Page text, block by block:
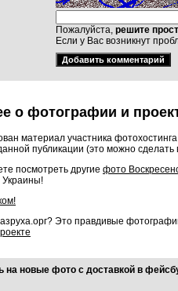
Пожалуйста, решите
Если у Вас возникнут
о фотографии и
материал участника
публикации (это можно
посмотреть другие фото
Украины!
Это правдивые
на новые фото с доставкой в